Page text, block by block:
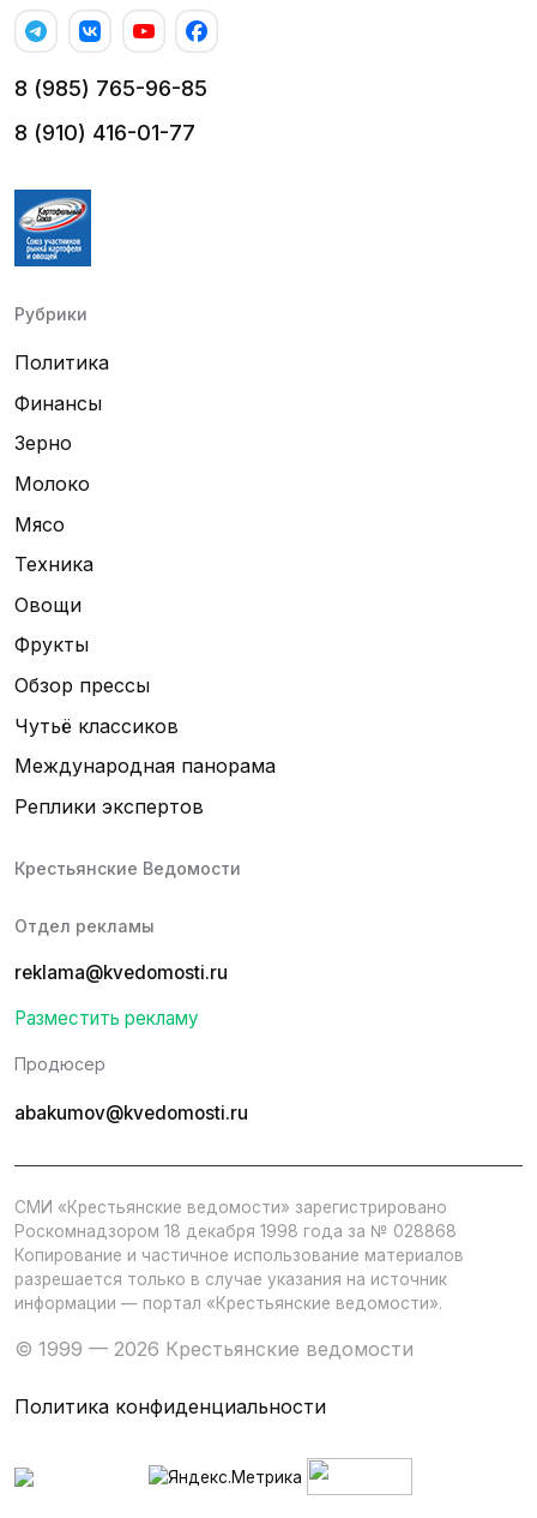
8 (985) 765-96-85
8 (910) 416-01-77
Рубрики
Политика
Финансы
Зерно
Молоко
Мясо
Техника
Овощи
Фрукты
Обзор прессы
Чутьё классиков
Международная панорама
Реплики экспертов
Крестьянские Ведомости
Отдел рекламы
reklama@kvedomosti.ru
Разместить рекламу
Продюсер
abakumov@kvedomosti.ru
СМИ «Крестьянские ведомости» зарегистрировано
Роскомнадзором 18 декабря 1998 года за № 028868
Копирование и частичное использование материалов
разрешается только в случае указания на источник
информации — портал «Крестьянские ведомости».
© 1999 — 2026 Крестьянские ведомости
Политика конфиденциальности